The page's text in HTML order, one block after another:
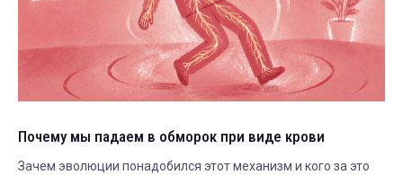
Почему мы падаем в обморок при виде крови
Зачем эволюции понадобился этот механизм и кого за это